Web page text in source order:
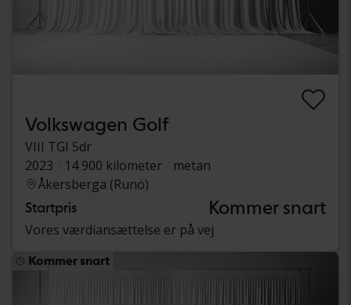
Volkswagen Golf
VIII TGI 5dr
2023
14 900 kilometer
metan
Åkersberga (Runö)
Startpris Kommer snart
Vores værdiansættelse er på vej
Kommer snart